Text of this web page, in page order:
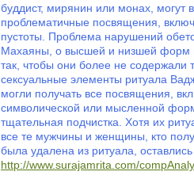
буддист, мирянин или монах, могут
проблематичные посвящения,
пустоты. Проблема нарушений
Махаяны, o высшей и низшей форм
так, чтобы они более не содержали
сексуальные элементы ритуала
могли получать все посвящения,
символической или мысленной
тщательная подчистка. Хотя их
все те мужчины и женщины, кто
была удалена из ритуала,
http://www.surajamrita.com/